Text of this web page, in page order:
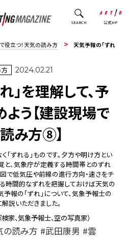
SEARCH 公式HP
役立つ！天気の読み方 天気予報の「ずれ」を理解して、予測の精度を高めよう【建設現場で役立つ！天気の読み方⑧】
2024.02.21
」を理解して、予
う【建設現場で
み方⑧】
「ずれる」ものです。夕方や明け方とい
、気象庁が定義する時間帯とのずれ
で低気圧や前線の進行方向・速さをチ
る時間的なずれを把握しておけば天気の
報の「ずれ」について、気象予報士の
説いただきました。
家、気象予報士、空の写真家）
の読み方 武田康男 雲